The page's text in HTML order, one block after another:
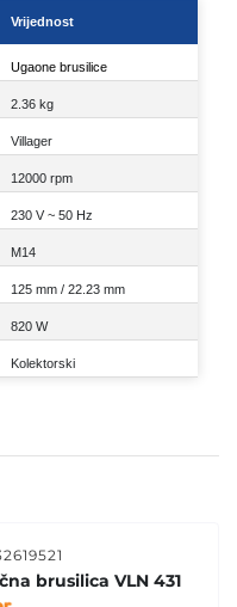
Vrijednost
Ugaone brusilice
2.36 kg
Villager
12000 rpm
230 V ~ 50 Hz
M14
125 mm / 22.23 mm
820 W
Kolektorski
brusilica VLN 431